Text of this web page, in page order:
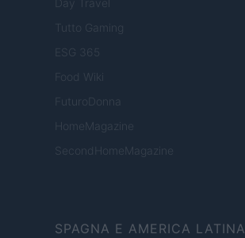
Day Travel
Tutto Gaming
ESG 365
Food Wiki
FuturoDonna
HomeMagazine
SecondHomeMagazine
SPAGNA E AMERICA LATINA